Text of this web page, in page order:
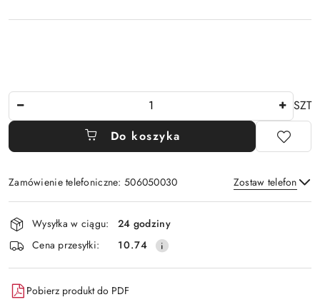
SZT
Do koszyka
Zamówienie telefoniczne: 506050030 Zostaw telefon
Wyślij
Dostępność
i
dostawa
Wysyłka w ciągu:
24 godziny
Cena przesyłki:
10.74
Pobierz produkt do PDF